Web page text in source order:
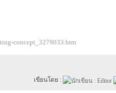
concept_3279033.htm
เขียนโดย :